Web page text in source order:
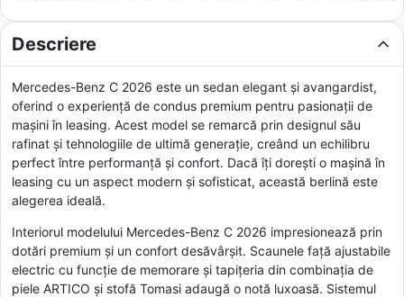
Descriere
Mercedes-Benz C 2026 este un sedan elegant și avangardist,
oferind o experiență de condus premium pentru pasionații de
mașini în leasing. Acest model se remarcă prin designul său
rafinat și tehnologiile de ultimă generație, creând un echilibru
perfect între performanță și confort. Dacă îți dorești o mașină în
leasing cu un aspect modern și sofisticat, această berlină este
alegerea ideală.
Interiorul modelului Mercedes-Benz C 2026 impresionează prin
dotări premium și un confort desăvârșit. Scaunele față ajustabile
electric cu funcție de memorare și tapițeria din combinația de
piele ARTICO și stofă Tomasi adaugă o notă luxoasă. Sistemul